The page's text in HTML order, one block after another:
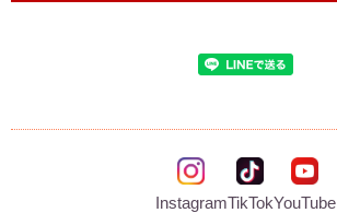
InstagramTikTokYouTube